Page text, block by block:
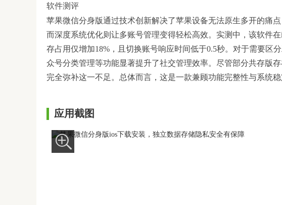
软件测评
苹果微信分身版通过技术创新解决了苹果设备无法原生多开的痛
而深度系统优化则让多账号管理变得轻松高效。实测中，该软件在
存占用仅增加18%，且切换账号响应时间低于0.5秒。对于需要区
众号分类管理等功能显著提升了社交管理效率。尽管部分共存版
完全弥补这一不足。总体而言，这是一款兼顾功能完整性与系统
应用截图